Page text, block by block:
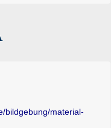
bildgebung/material-